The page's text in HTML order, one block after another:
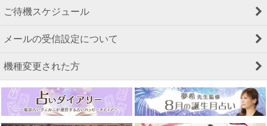
ご待機スケジュール
メールの受信設定について
機種変更された方